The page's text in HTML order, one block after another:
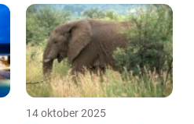
14 oktober 2025